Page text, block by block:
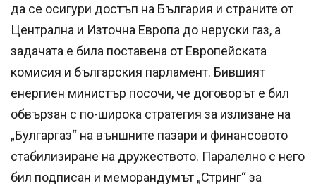
да се осигури достъп на България и страните от
Централна и Източна Европа до неруски газ, а
задачата е била поставена от Европейската
комисия и българския парламент. Бившият
енергиен министър посочи, че договорът е бил
обвързан с по-широка стратегия за излизане на
„Булгаргаз“ на външните пазари и финансовото
стабилизиране на дружеството. Паралелно с него
бил подписан и меморандумът „Стринг“ за